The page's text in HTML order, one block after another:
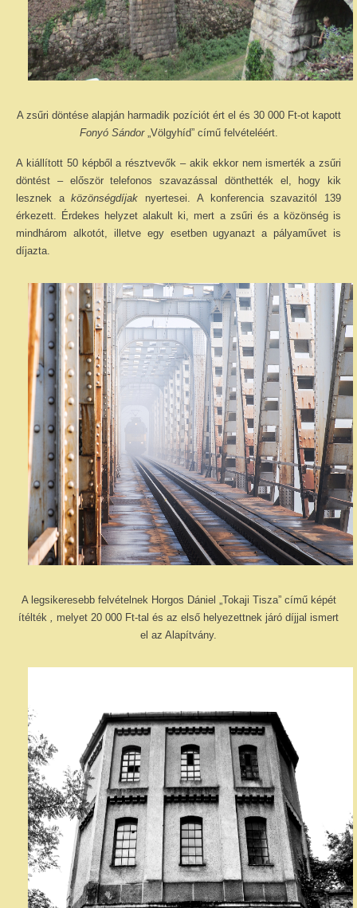
A zsűri döntése alapján harmadik pozíciót ért el és 30 000 Ft-ot kapott
Fonyó Sándor „Völgyhíd” című felvételéért.
A kiállított 50 képből a résztvevők – akik ekkor nem ismerték a zsűri
döntést – először telefonos szavazással dönthették el, hogy kik
lesznek aközönségdíjak nyertesei. A konferencia szavazitól 139
érkezett. Érdekes helyzet alakult ki, mert a zsűri és a közönség is
mindhárom alkotót, illetve egy esetben ugyanazt a pályaművet is
díjazta.
A legsikeresebb felvételnek Horgos Dániel „Tokaji Tisza” című képét
ítélték , melyet 20 000 Ft-tal és az első helyezettnek járó díjjal ismert
el az Alapítvány.